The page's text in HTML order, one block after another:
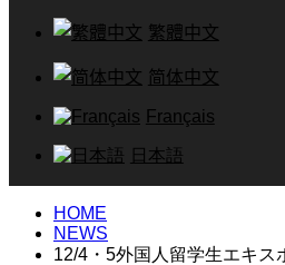
繁體中文
简体中文
Français
日本語
HOME
NEWS
12/4・5外国人留学生エキス